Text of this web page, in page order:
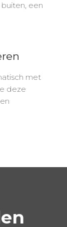
een
met
deze